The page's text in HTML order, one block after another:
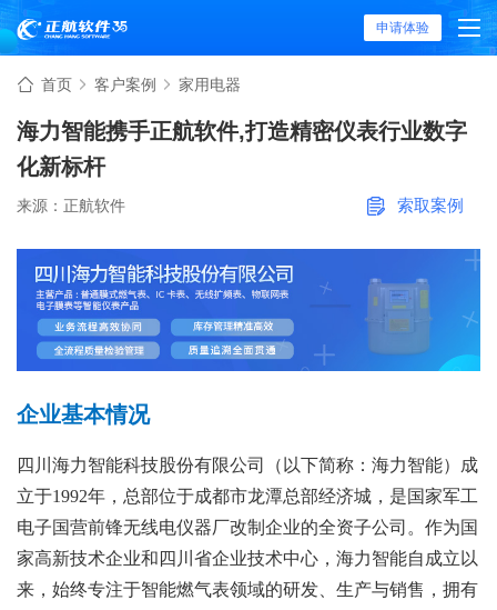
申请体验
首页 客户案例 家用电器
海力智能携手正航软件,打造精密仪表行业数字
化新标杆
来源：正航软件 索取案例
企业基本情况
四川海力智能科技股份有限公司（以下简称：海力智能）成
立于1992年，总部位于成都市龙潭总部经济城，是国家军工
电子国营前锋无线电仪器厂改制企业的全资子公司。作为国
家高新技术企业和四川省企业技术中心，海力智能自成立以
来，始终专注于智能燃气表领域的研发、生产与销售，拥有